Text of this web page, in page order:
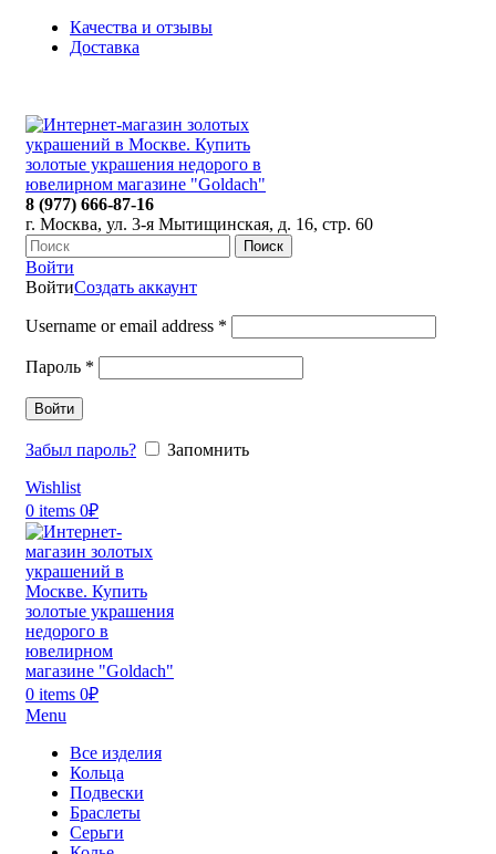
Качества и отзывы
Доставка
8 (977) 666-87-16
г. Москва, ул. 3-я Мытищинская, д. 16, стр. 60
Поиск
Войти
ВойтиСоздать аккаунт
Username or email address *
Пароль *
Войти
Забыл пароль?
Запомнить
Wishlist
0 items 0₽
0 items 0₽
Menu
Все изделия
Кольца
Подвески
Браслеты
Серьги